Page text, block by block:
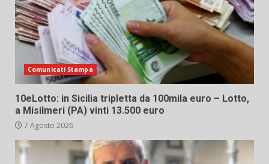
Comunicati Stampa
10eLotto: in Sicilia tripletta da 100mila euro – Lotto,
a Misilmeri (PA) vinti 13.500 euro
7 Agosto 2026